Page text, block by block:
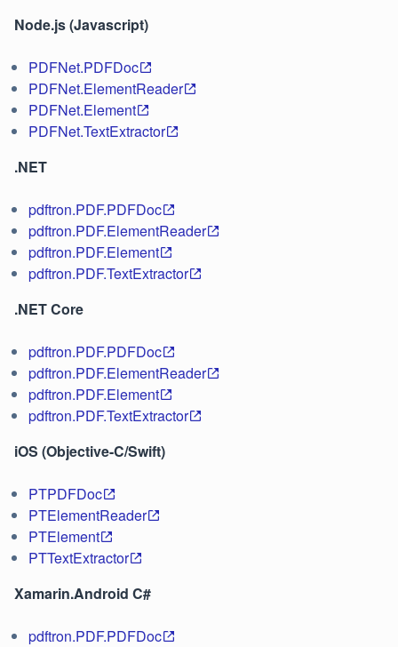
Node.js (Javascript)
PDFNet.PDFDoc
PDFNet.ElementReader
PDFNet.Element
PDFNet.TextExtractor
.NET
pdftron.PDF.PDFDoc
pdftron.PDF.ElementReader
pdftron.PDF.Element
pdftron.PDF.TextExtractor
.NET Core
pdftron.PDF.PDFDoc
pdftron.PDF.ElementReader
pdftron.PDF.Element
pdftron.PDF.TextExtractor
iOS (Objective-C/Swift)
PTPDFDoc
PTElementReader
PTElement
PTTextExtractor
Xamarin.Android C#
pdftron.PDF.PDFDoc